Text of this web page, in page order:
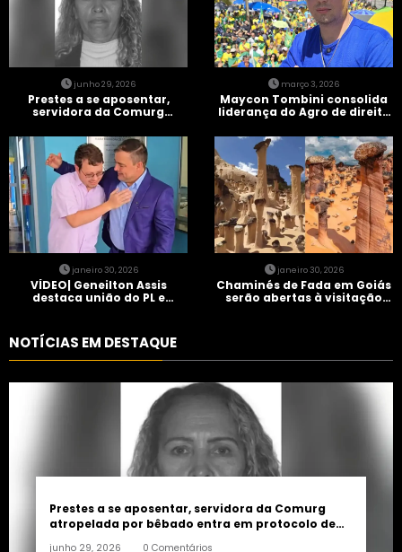
junho 29, 2026
Prestes a se aposentar,
servidora da Comurg
entra em protocolo de
morte encefálica
março 3, 2026
Maycon Tombini consolida
liderança do Agro de direita
Brasil” em Goiânia
janeiro 30, 2026
VÍDEO| Geneilton Assis
destaca união do PL e
janeiro 30, 2026
Chaminés de Fada em Goiás
serão abertas à visitação
NOTÍCIAS EM DESTAQUE
Prestes a se aposentar, servidora da Comurg
atropelada por bêbado entra em protocolo de
junho 29, 2026 0 Comentários